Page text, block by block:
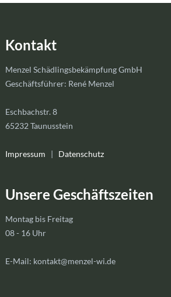
Kontakt
Menzel Schädlingsbekämpfung GmbH
Geschäftsführer: René Menzel
Eschbachstr. 8
65232 Taunusstein
Impressum | Datenschutz
Unsere Geschäftszeiten
Montag bis Freitag
08 - 16 Uhr
E-Mail: kontakt@menzel-wi.de